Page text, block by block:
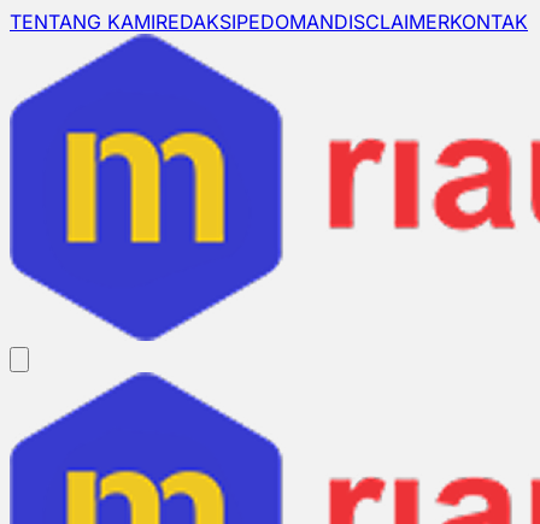
TENTANG KAMIREDAKSIPEDOMANDISCLAIMERKONTAK